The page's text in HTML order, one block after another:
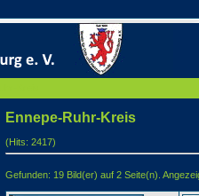
Ennepe-Ruhr-Kreis
(Hits: 2417)
Gefunden: 19 Bild(er) auf 2 Seite(n).